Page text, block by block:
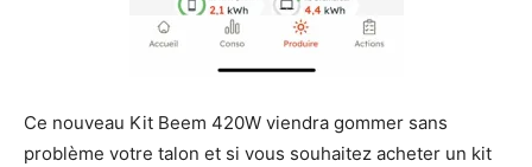
Ce nouveau Kit Beem 420W viendra gommer sans
problème votre talon et si vous souhaitez acheter un kit